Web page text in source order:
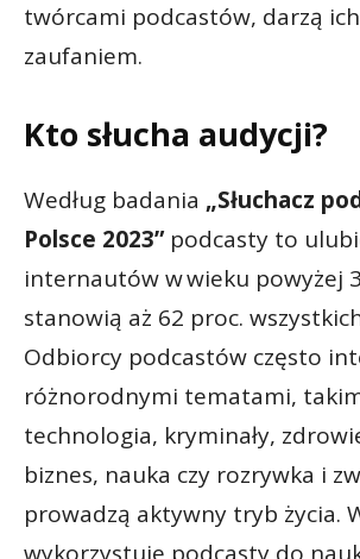
twórcami podcastów, darzą
zaufaniem.
Kto słucha audycji?
Według badania „Słuchacz
Polsce 2023” podcasty to
internautów w wieku powyżej
stanowią aż 62 proc.
Odbiorcy podcastów często
różnorodnymi tematami,
technologia, kryminały,
biznes, nauka czy rozrywka i
prowadzą aktywny tryb życia.